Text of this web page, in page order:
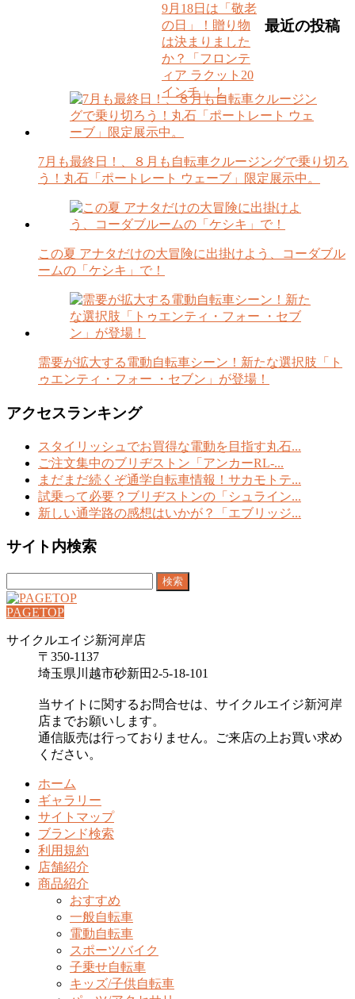
9月18日は「敬老
の日」！贈り物
は決まりました
か？「フロンテ
ィア ラクット20
インチ」！
最近の投稿
7月も最終日！、８月も自転車クルージングで乗り切ろ
う！丸石「ポートレート ウェーブ」限定展示中。
この夏 アナタだけの大冒険に出掛けよう、コーダブル
ームの「ケシキ」で！
需要が拡大する電動自転車シーン！新たな選択肢「ト
ゥエンティ・フォー ・セブン」が登場！
アクセスランキング
スタイリッシュでお買得な電動を目指す丸石...
ご注文集中のブリヂストン「アンカーRL-...
まだまだ続くぞ通学自転車情報！サカモトテ...
試乗って必要？ブリヂストンの「シュライン...
新しい通学路の感想はいかが？「エブリッジ...
サイト内検索
索:
PAGETOP
サイクルエイジ新河岸店
〒350-1137
埼玉県川越市砂新田2-5-18-101
当サイトに関するお問合せは、サイクルエイジ新河岸
店までお願いします。
通信販売は行っておりません。ご来店の上お買い求め
ください。
ホーム
ギャラリー
サイトマップ
ブランド検索
利用規約
店舗紹介
商品紹介
おすすめ
一般自転車
電動自転車
スポーツバイク
子乗せ自転車
キッズ/子供自転車